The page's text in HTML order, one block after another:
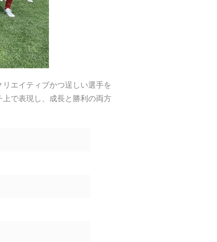
エイティブかつ逞しい選手を
で表現し、成長と勝利の両方